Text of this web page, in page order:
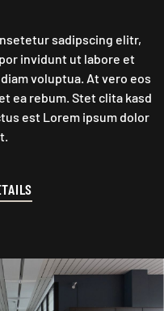
sadipscing elitr,
invidunt ut labore et
voluptua. At vero eos
ea rebum. Stet clita kasd
est Lorem ipsum dolor